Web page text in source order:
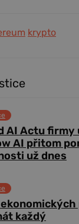
krypto
AI Actu firmy
AI přitom
už dnes
každý